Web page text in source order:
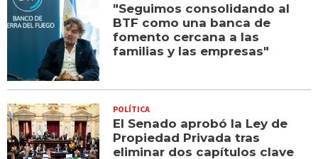
"Seguimos consolidando al
BTF como una banca de
fomento cercana a las
familias y las empresas"
POLÍTICA
El Senado aprobó la Ley de
Propiedad Privada tras
eliminar dos capítulos clave